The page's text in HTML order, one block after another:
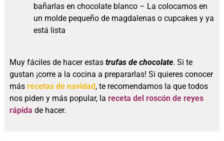
bañarlas en chocolate blanco – La colocamos en
un molde pequeño de magdalenas o cupcakes y ya
está lista
Muy fáciles de hacer estas trufas de chocolate. Si te
gustan ¡corre a la cocina a prepararlas! Si quieres conocer
más recetas de navidad , te recomendamos la que todos
nos piden y más popular, la receta del roscón de reyes
rápida de hacer.